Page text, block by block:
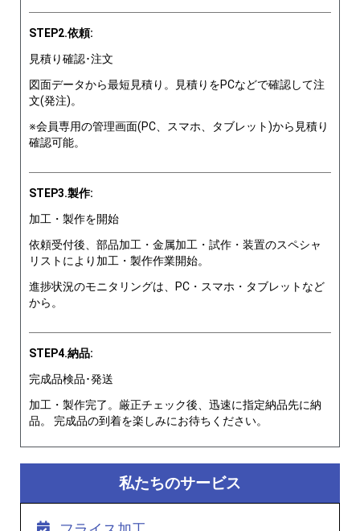
STEP2.依頼:
見積り確認･注文
図面データから最短見積り。見積りをPCなどで確認して注
文(発注)。
※会員専用の管理画面(PC、スマホ、タブレット)から見積り
確認可能。
STEP3.製作:
加工・製作を開始
依頼受付後、部品加工・金属加工・試作・装置のスペシャ
リストにより加工・製作作業開始。
進捗状況のモニタリングは、PC・スマホ・タブレットなど
から。
STEP4.納品:
完成品検品･発送
加工・製作完了。厳正チェック後、迅速に指定納品先に納
品。 完成品の到着を楽しみにお待ちください。
私たちのサービス